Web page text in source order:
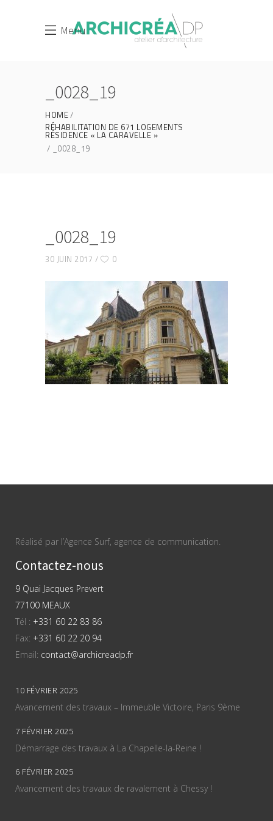
Menu
_0028_19
HOME
RÉHABILITATION DE 671 LOGEMENTS
RÉSIDENCE « LA CARAVELLE »
_0028_19
_0028_19
30 JUIN 2017 0
Réalisé par l’Agence Surf, agence de communication.
Contactez-nous
9 Quai Jacques Prevert
77100 MEAUX
Tél : +331 60 22 83 86
Fax: +331 60 22 20 94
Email: contact@archicreadp.fr
10 FÉVRIER 2025
Avancement des travaux – Immeuble Victoire, Paris 9ème
7 FÉVRIER 2025
Démarrage des travaux à La Chapelle-la-Reine !
6 FÉVRIER 2025
Avancement des travaux de ravalement à Chessy !